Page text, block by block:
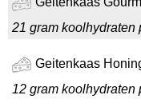
21 gram koolhydraten
Geitenkaas
12 gram koolhydraten